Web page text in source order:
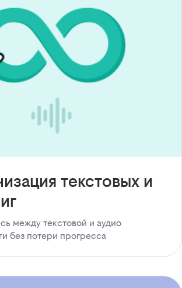
текстовых и
между текстовой и аудио
без потери прогресса